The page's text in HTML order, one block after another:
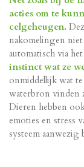
acties om te
celgeheugen.
nakomelingen
automatisch via
instinct wat ze
onmiddellijk wat
waterbron vinden
Dieren hebben
emoties en stress
systeem aanwezig